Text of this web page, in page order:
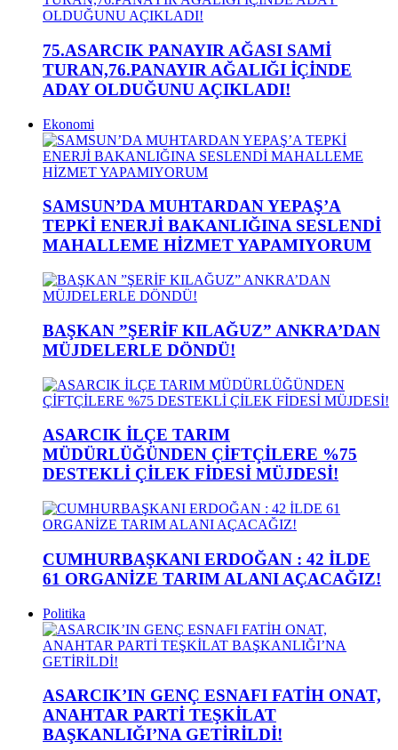
75.ASARCIK PANAYIR AĞASI SAMİ
TURAN,76.PANAYIR AĞALIĞI İÇİNDE
ADAY OLDUĞUNU AÇIKLADI!
Ekonomi
SAMSUN’DA MUHTARDAN YEPAŞ’A
TEPKİ ENERJİ BAKANLIĞINA SESLENDİ
MAHALLEME HİZMET YAPAMIYORUM
BAŞKAN ”ŞERİF KILAĞUZ” ANKRA’DAN
MÜJDELERLE DÖNDÜ!
ASARCIK İLÇE TARIM
MÜDÜRLÜĞÜNDEN ÇİFTÇİLERE %75
DESTEKLİ ÇİLEK FİDESİ MÜJDESİ!
CUMHURBAŞKANI ERDOĞAN : 42 İLDE
61 ORGANİZE TARIM ALANI AÇACAĞIZ!
Politika
ASARCIK’IN GENÇ ESNAFI FATİH ONAT,
ANAHTAR PARTİ TEŞKİLAT
BAŞKANLIĞI’NA GETİRİLDİ!